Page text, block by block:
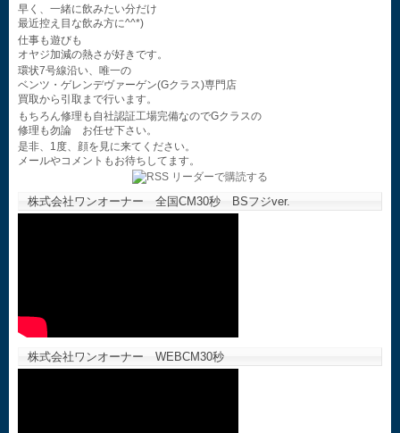
早く、一緒に飲みたい分だけ
最近控え目な飲み方に^^*)
仕事も遊びも
オヤジ加減の熱さが好きです。
環状7号線沿い、唯一の
ベンツ・ゲレンデヴァーゲン(Gクラス)専門店
買取から引取まで行います。
もちろん修理も自社認証工場完備なのでGクラスの
修理も勿論 お任せ下さい。
是非、1度、顔を見に来てください。
メールやコメントもお待ちしてます。
株式会社ワンオーナー 全国CM30秒 BSフジver.
株式会社ワンオーナー WEBCM30秒